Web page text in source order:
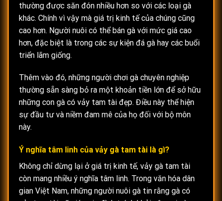
thường được săn đón nhiều hơn so với các loại gà
khác. Chính vì vậy mà giá trị kinh tế của chúng cũng
cao hơn. Người nuôi có thể bán gà với mức giá cao
hơn, đặc biệt là trong các sự kiện đá gà hay các buổi
triển lãm giống.
Thêm vào đó, những người chơi gà chuyên nghiệp
thường sẵn sàng bỏ ra một khoản tiền lớn để sở hữu
những con gà có vảy tam tài đẹp. Điều này thể hiện
sự đầu tư và niềm đam mê của họ đối với bộ môn
này.
Ý nghĩa tâm linh của vảy gà tam tài là gì?
Không chỉ dừng lại ở giá trị kinh tế, vảy gà tam tài
còn mang nhiều ý nghĩa tâm linh. Trong văn hóa dân
gian Việt Nam, những người nuôi gà tin rằng gà có